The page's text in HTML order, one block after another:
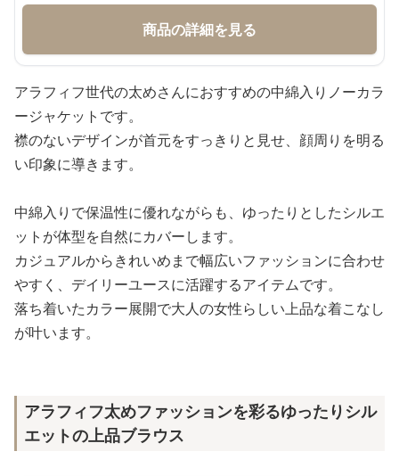
商品の詳細を見る
アラフィフ世代の太めさんにおすすめの中綿入りノーカラ
ージャケットです。
襟のないデザインが首元をすっきりと見せ、顔周りを明る
い印象に導きます。
中綿入りで保温性に優れながらも、ゆったりとしたシルエ
ットが体型を自然にカバーします。
カジュアルからきれいめまで幅広いファッションに合わせ
やすく、デイリーユースに活躍するアイテムです。
落ち着いたカラー展開で大人の女性らしい上品な着こなし
が叶います。
アラフィフ太めファッションを彩るゆったりシル
エットの上品ブラウス